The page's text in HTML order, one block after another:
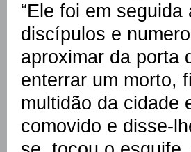
“Ele foi em
discípulos e
aproximar da porta
enterrar um morto,
multidão da cidade
comovido e disse-